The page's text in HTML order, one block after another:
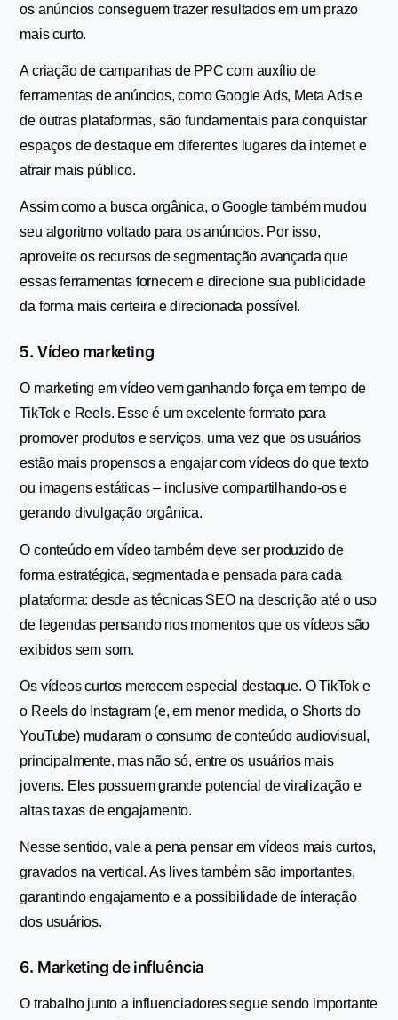
os anúncios conseguem trazer resultados em um prazo
mais curto.
A criação de campanhas de PPC com auxílio de
ferramentas de anúncios, como Google Ads, Meta Ads e
de outras plataformas, são fundamentais para conquistar
espaços de destaque em diferentes lugares da internet e
atrair mais público.
Assim como a busca orgânica, o Google também mudou
seu algoritmo voltado para os anúncios. Por isso,
aproveite os recursos de segmentação avançada que
essas ferramentas fornecem e direcione sua publicidade
da forma mais certeira e direcionada possível.
5. Vídeo marketing
O marketing em vídeo vem ganhando força em tempo de
TikTok e Reels. Esse é um excelente formato para
promover produtos e serviços, uma vez que os usuários
estão mais propensos a engajar com vídeos do que texto
ou imagens estáticas – inclusive compartilhando-os e
gerando divulgação orgânica.
O conteúdo em vídeo também deve ser produzido de
forma estratégica, segmentada e pensada para cada
plataforma: desde as técnicas SEO na descrição até o uso
de legendas pensando nos momentos que os vídeos são
exibidos sem som.
Os vídeos curtos merecem especial destaque. O TikTok e
o Reels do Instagram (e, em menor medida, o Shorts do
YouTube) mudaram o consumo de conteúdo audiovisual,
principalmente, mas não só, entre os usuários mais
jovens. Eles possuem grande potencial de viralização e
altas taxas de engajamento.
Nesse sentido, vale a pena pensar em vídeos mais curtos,
gravados na vertical. As lives também são importantes,
garantindo engajamento e a possibilidade de interação
dos usuários.
6. Marketing de influência
O trabalho junto a influenciadores segue sendo importante